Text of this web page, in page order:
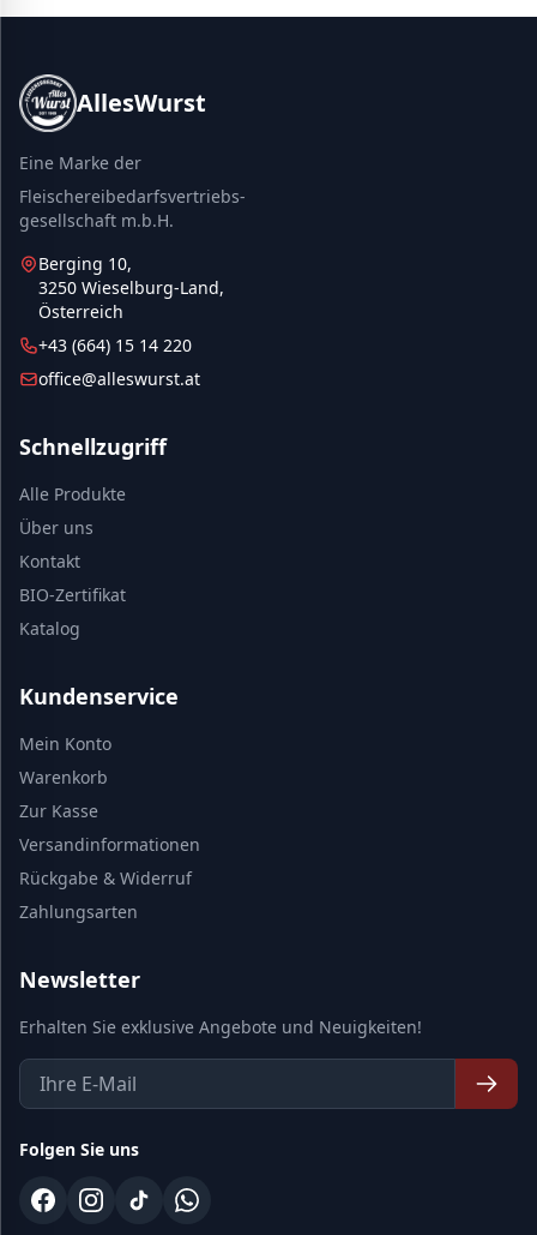
AllesWurst
Eine Marke der
Fleischereibedarfsvertriebs-
gesellschaft m.b.H.
Berging 10,
3250 Wieselburg-Land,
Österreich
+43 (664) 15 14 220
office@alleswurst.at
Schnellzugriff
Alle Produkte
Über uns
Kontakt
BIO-Zertifikat
Katalog
Kundenservice
Mein Konto
Warenkorb
Zur Kasse
Versandinformationen
Rückgabe & Widerruf
Zahlungsarten
Newsletter
Erhalten Sie exklusive Angebote und Neuigkeiten!
Folgen Sie uns